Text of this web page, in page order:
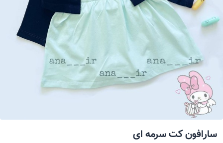
سارافون کت سرمه ای